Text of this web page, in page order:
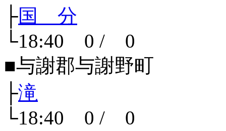
├国 分
└18:40 0 / 0
■与謝郡与謝野町
├滝
└18:40 0 / 0